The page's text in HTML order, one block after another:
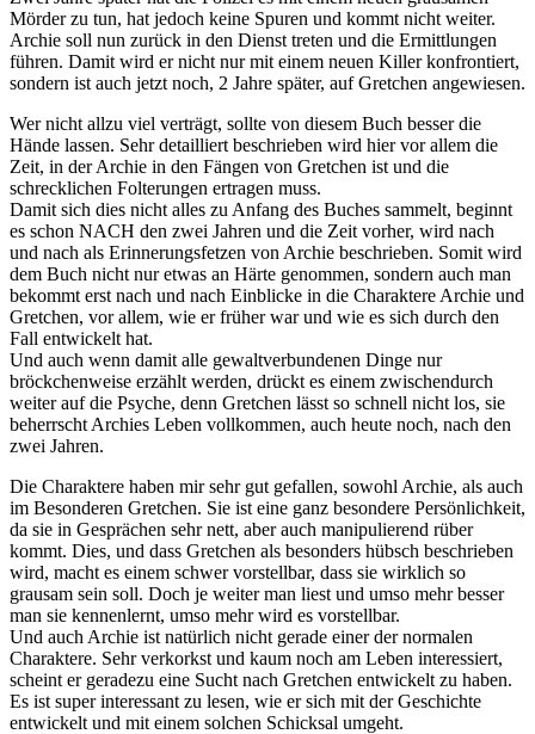
Mörder zu tun, hat jedoch keine Spuren und kommt nicht weiter.
Archie soll nun zurück in den Dienst treten und die Ermittlungen
führen. Damit wird er nicht nur mit einem neuen Killer konfrontiert,
sondern ist auch jetzt noch, 2 Jahre später, auf Gretchen angewiesen.
Wer nicht allzu viel verträgt, sollte von diesem Buch besser die
Hände lassen. Sehr detailliert beschrieben wird hier vor allem die
Zeit, in der Archie in den Fängen von Gretchen ist und die
schrecklichen Folterungen ertragen muss.
Damit sich dies nicht alles zu Anfang des Buches sammelt, beginnt
es schon NACH den zwei Jahren und die Zeit vorher, wird nach
und nach als Erinnerungsfetzen von Archie beschrieben. Somit wird
dem Buch nicht nur etwas an Härte genommen, sondern auch man
bekommt erst nach und nach Einblicke in die Charaktere Archie und
Gretchen, vor allem, wie er früher war und wie es sich durch den
Fall entwickelt hat.
Und auch wenn damit alle gewaltverbundenen Dinge nur
bröckchenweise erzählt werden, drückt es einem zwischendurch
weiter auf die Psyche, denn Gretchen lässt so schnell nicht los, sie
beherrscht Archies Leben vollkommen, auch heute noch, nach den
zwei Jahren.
Die Charaktere haben mir sehr gut gefallen, sowohl Archie, als auch
im Besonderen Gretchen. Sie ist eine ganz besondere Persönlichkeit,
da sie in Gesprächen sehr nett, aber auch manipulierend rüber
kommt. Dies, und dass Gretchen als besonders hübsch beschrieben
wird, macht es einem schwer vorstellbar, dass sie wirklich so
grausam sein soll. Doch je weiter man liest und umso mehr besser
man sie kennenlernt, umso mehr wird es vorstellbar.
Und auch Archie ist natürlich nicht gerade einer der normalen
Charaktere. Sehr verkorkst und kaum noch am Leben interessiert,
scheint er geradezu eine Sucht nach Gretchen entwickelt zu haben.
Es ist super interessant zu lesen, wie er sich mit der Geschichte
entwickelt und mit einem solchen Schicksal umgeht.